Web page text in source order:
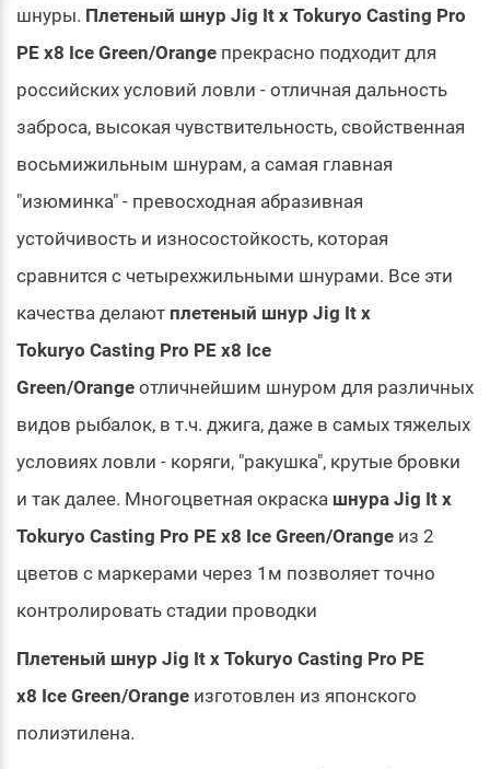
шнуры. Плетеный шнур Jig It x Tokuryo Casting Pro
PE x8 Ice Green/Orange прекрасно подходит для
российских условий ловли - отличная дальность
заброса, высокая чувствительность, свойственная
восьмижильным шнурам, а самая главная
"изюминка" - превосходная абразивная
устойчивость и износостойкость, которая
сравнится с четырехжильными шнурами. Все эти
качества делают плетеный шнур Jig It x
Tokuryo Casting Pro PE x8 Ice
Green/Orange отличнейшим шнуром для различных
видов рыбалок, в т.ч. джига, даже в самых тяжелых
условиях ловли - коряги, "ракушка", крутые бровки
и так далее. Многоцветная окраска шнура Jig It x
Tokuryo Casting Pro PE x8 Ice Green/Orange из 2
цветов с маркерами через 1м позволяет точно
контролировать стадии проводки
Плетеный шнур Jig It x Tokuryo Casting Pro PE
x8 Ice Green/Orange изготовлен из японского
полиэтилена.